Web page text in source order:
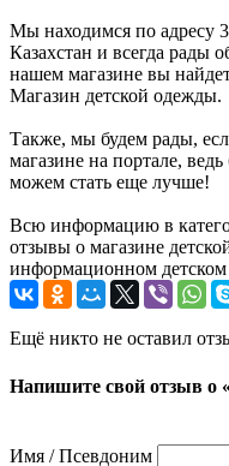
Мы находимся по адресу
Казахстан и всегда рады
нашем магазине вы
Магазин детской одежды.
Также, мы будем рады,
магазине на портале,
можем стать еще лучше!
Всю информацию в
отзывы о магазине
информационном детском
Ещё никто не оставил
Напишите свой отзыв о
Имя / Псевдоним